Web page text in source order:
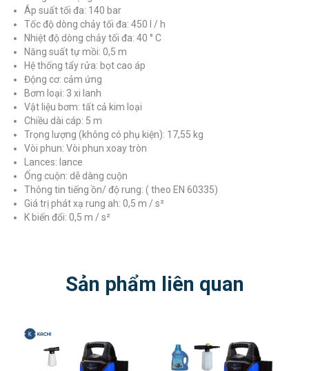
Áp suất tối đa: 140 bar
Tốc độ dòng chảy tối đa: 450 l / h
Nhiệt độ dòng chảy tối đa: 40 ° C
Năng suất tự mồi: 0,5 m
Hệ thống tẩy rửa: bọt cao áp
Động cơ: cảm ứng
Bơm loại: 3 xi lanh
Vật liệu bơm: tất cả kim loại
Chiều dài cáp: 5 m
Trọng lượng (không có phụ kiện): 17,55 kg
Vòi phun: Vòi phun xoay tròn
Lances: lance
Ống cuộn: dễ dàng cuộn
Thông tin tiếng ồn/ độ rung: ( theo EN 60335)
Giá trị phát xạ rung ah: 0,5 m / s²
K biến đổi: 0,5 m / s²
Sản phẩm liên quan